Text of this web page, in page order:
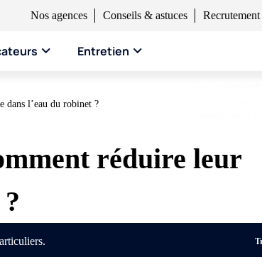
Nos agences Conseils & astuces Recrutement
Entretien
dans l’eau du robinet ?
réduire leur